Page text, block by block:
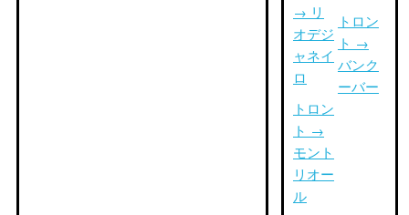
→ リ
オデジ
ャネイ
ロ
トロン
ト →
モント
リオー
ル
トロン
ト →
バンク
ーバー